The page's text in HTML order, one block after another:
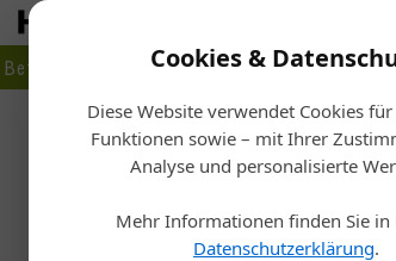
Cookies &
Diese Website verwendet Cookies
Funktionen sowie – mit Ihrer
Analyse und personalisierte
Mehr Informationen finden Sie in
Datenschutzerklärung.
Betrieb
Planen Bauen
Firmensitz